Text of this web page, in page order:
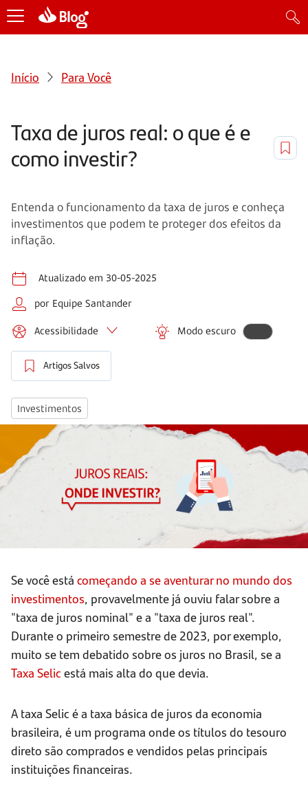
Início Para Você
Taxa de juros real: o que é e
como investir?
Entenda o funcionamento da taxa de juros e conheça
investimentos que podem te proteger dos efeitos da
inflação.
Atualizado em 30-05-2025
por Equipe Santander
Acessibilidade Modo escuro
Artigos Salvos
Investimentos
Se você está começando a se aventurar no mundo dos
investimentos, provavelmente já ouviu falar sobre a
"taxa de juros nominal" e a "taxa de juros real".
Durante o primeiro semestre de 2023, por exemplo,
muito se tem debatido sobre os juros no Brasil, se a
Taxa Selic está mais alta do que devia.
A taxa Selic é a taxa básica de juros da economia
brasileira, é um programa onde os títulos do tesouro
direto são comprados e vendidos pelas principais
instituições financeiras.